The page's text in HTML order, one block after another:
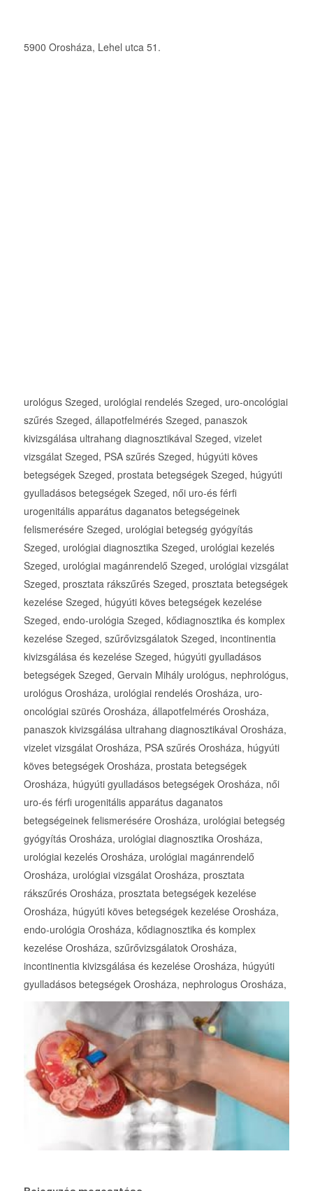
5900 Orosháza, Lehel utca 51.
urológus Szeged, urológiai rendelés Szeged, uro-oncológiai
szűrés Szeged, állapotfelmérés Szeged, panaszok
kivizsgálása ultrahang diagnosztikával Szeged, vizelet
vizsgálat Szeged, PSA szűrés Szeged, húgyúti köves
betegségek Szeged, prostata betegségek Szeged, húgyúti
gyulladásos betegségek Szeged, női uro-és férfi
urogenitális apparátus daganatos betegségeinek
felismerésére Szeged, urológiai betegség gyógyítás
Szeged, urológiai diagnosztika Szeged, urológiai kezelés
Szeged, urológiai magánrendelő Szeged, urológiai vizsgálat
Szeged, prosztata rákszűrés Szeged, prosztata betegségek
kezelése Szeged, húgyúti köves betegségek kezelése
Szeged, endo-urológia Szeged, kődiagnosztika és komplex
kezelése Szeged, szűrővizsgálatok Szeged, incontinentia
kivizsgálása és kezelése Szeged, húgyúti gyulladásos
betegségek Szeged, Gervain Mihály urológus, nephrológus,
urológus Orosháza, urológiai rendelés Orosháza, uro-
oncológiai szürés Orosháza, állapotfelmérés Orosháza,
panaszok kivizsgálása ultrahang diagnosztikával Orosháza,
vizelet vizsgálat Orosháza, PSA szűrés Orosháza, húgyúti
köves betegségek Orosháza, prostata betegségek
Orosháza, húgyúti gyulladásos betegségek Orosháza, női
uro-és férfi urogenitális apparátus daganatos
betegségeinek felismerésére Orosháza, urológiai betegség
gyógyítás Orosháza, urológiai diagnosztika Orosháza,
urológiai kezelés Orosháza, urológiai magánrendelő
Orosháza, urológiai vizsgálat Orosháza, prosztata
rákszűrés Orosháza, prosztata betegségek kezelése
Orosháza, húgyúti köves betegségek kezelése Orosháza,
endo-urológia Orosháza, kődiagnosztika és komplex
kezelése Orosháza, szűrővizsgálatok Orosháza,
incontinentia kivizsgálása és kezelése Orosháza, húgyúti
gyulladásos betegségek Orosháza, nephrologus Orosháza,